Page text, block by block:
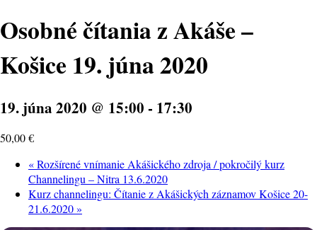
Osobné čítania z Akáše –
Košice 19. júna 2020
19. júna 2020 @ 15:00 - 17:30
50,00 €
«Rozšírené vnímanie Akášického zdroja / pokročilý kurz
Channelingu – Nitra 13.6.2020
Kurz channelingu: Čítanie z Akášických záznamov Košice 20-
21.6.2020»